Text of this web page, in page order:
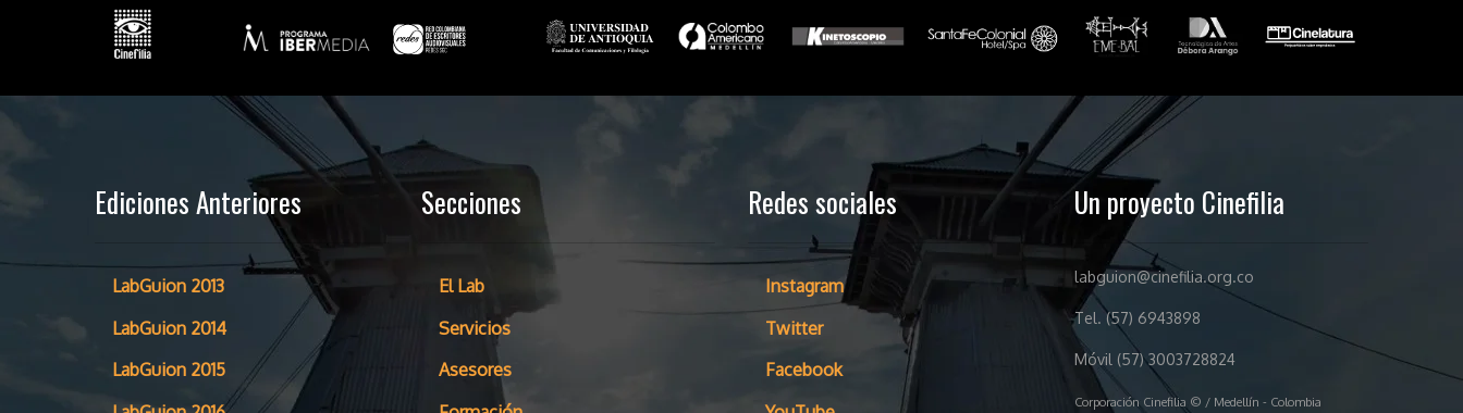
Ediciones Anteriores
LabGuion 2013
LabGuion 2014
LabGuion 2015
Secciones
El Lab
Servicios
Asesores
Redes sociales
Instagram
Twitter
Facebook
Un proyecto Cinefilia
labguion@cinefilia.org.co
Tel. (57) 6943898
Móvil (57) 3003728824
Corporación Cinefilia © / Medellín - Colombia